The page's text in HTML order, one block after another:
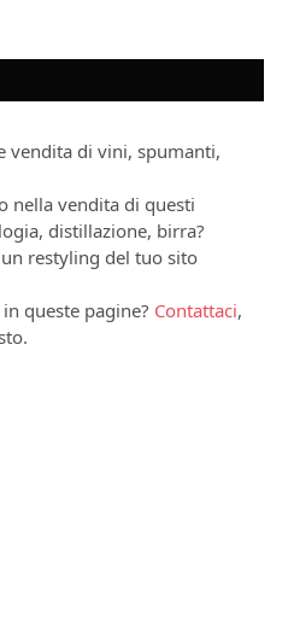
vendita di vini, spumanti,
nella vendita di questi
distillazione, birra?
restyling del tuo sito
queste pagine? Contattaci,